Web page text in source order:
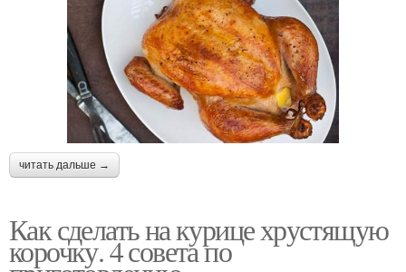
читать дальше →
Как сделать на курице хрустящую
корочку. 4 совета по